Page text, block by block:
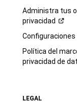
Administra tus
privacidad
Configuraciones
Política del
privacidad de
LEGAL